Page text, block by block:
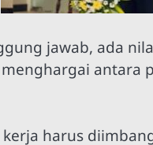
jawab, ada
antara
harus